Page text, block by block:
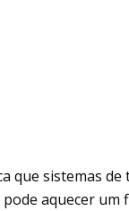
que sistemas
aquecer um